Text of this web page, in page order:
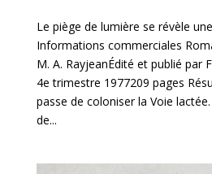
Le piège de lumière se révèle
Informations commerciales
M. A. RayjeanÉdité et publié par
4e trimestre 1977209 pages
passe de coloniser la Voie
de...